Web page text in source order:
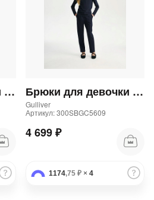
Брюки для девочки палаццо черные Брюки для девочки трикотажные прямого кроя синие
Gulliver
Артикул: 300SBGC5609
4 699 ₽
1174,75 ₽ × 4